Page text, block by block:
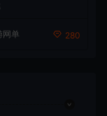
后台 虚拟机一键
教学
网单 280